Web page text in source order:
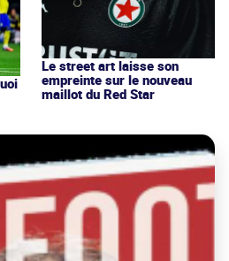
Le street art laisse son
empreinte sur le nouveau
maillot du Red Star